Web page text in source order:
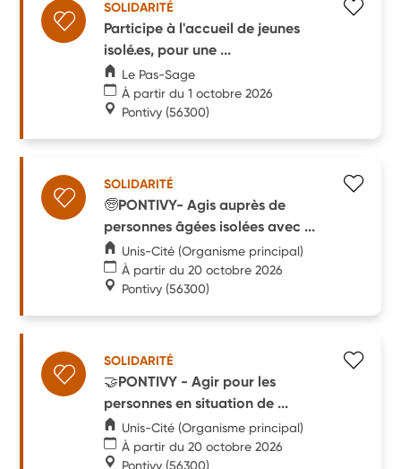
SOLIDARITÉ
Participe à l'accueil de jeunes
isolé.es, pour une ...
Le Pas-Sage
À partir du 1 octobre 2026
Pontivy (56300)
SOLIDARITÉ
🧓PONTIVY- Agis auprès de
personnes âgées isolées avec ...
Unis-Cité (Organisme principal)
À partir du 20 octobre 2026
Pontivy (56300)
SOLIDARITÉ
🤝PONTIVY - Agir pour les
personnes en situation de ...
Unis-Cité (Organisme principal)
À partir du 20 octobre 2026
Pontivy (56300)